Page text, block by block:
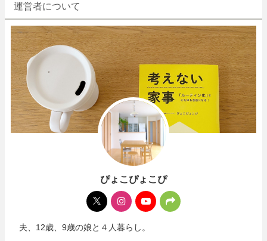
運営者について
ぴょこぴょこぴ
夫、12歳、9歳の娘と４人暮らし。